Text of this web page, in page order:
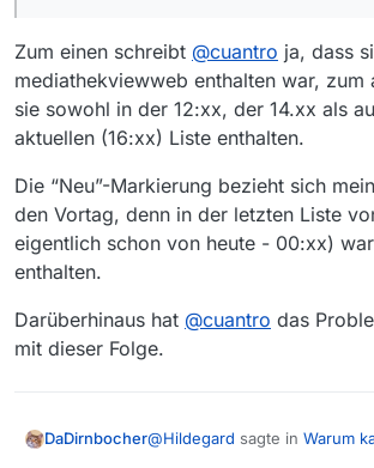
Zum einen schreibt @cuantro ja, dass
mediathekviewweb enthalten war, zum
sie sowohl in der 12:xx, der 14.xx als
aktuellen (16:xx) Liste enthalten.
Die “Neu”-Markierung bezieht sich
den Vortag, denn in der letzten Liste
eigentlich schon von heute - 00:xx)
enthalten.
Darüberhinaus hat @cuantro das
mit dieser Folge.
DaDirnbocher@Hildegard sagte in Warum